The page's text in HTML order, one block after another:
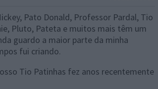
Pato Donald, Professor Pardal, Tio
Pluto, Pateta e muitos mais têm um
guardo a maior parte da minha
fui criando.
Tio Patinhas fez anos recentemente